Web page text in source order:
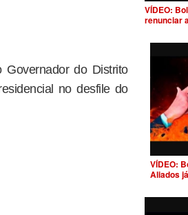
do Distrito
no desfile do
VÍDEO:
renunciar
VÍDEO:
Aliados